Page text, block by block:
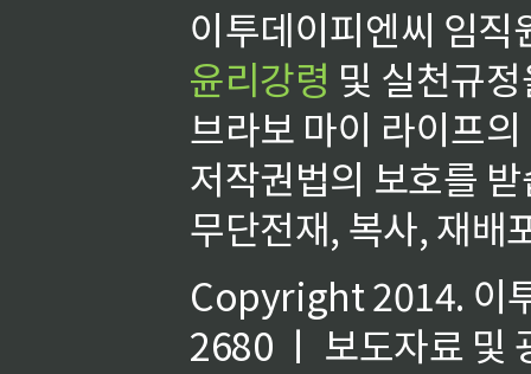
이투데이피엔씨 임
윤리강령 및 실천규
브라보 마이 라이프
저작권법의 보호를
무단전재, 복사, 재배
Copyright 2014. 이
2680 ㅣ 보도자료